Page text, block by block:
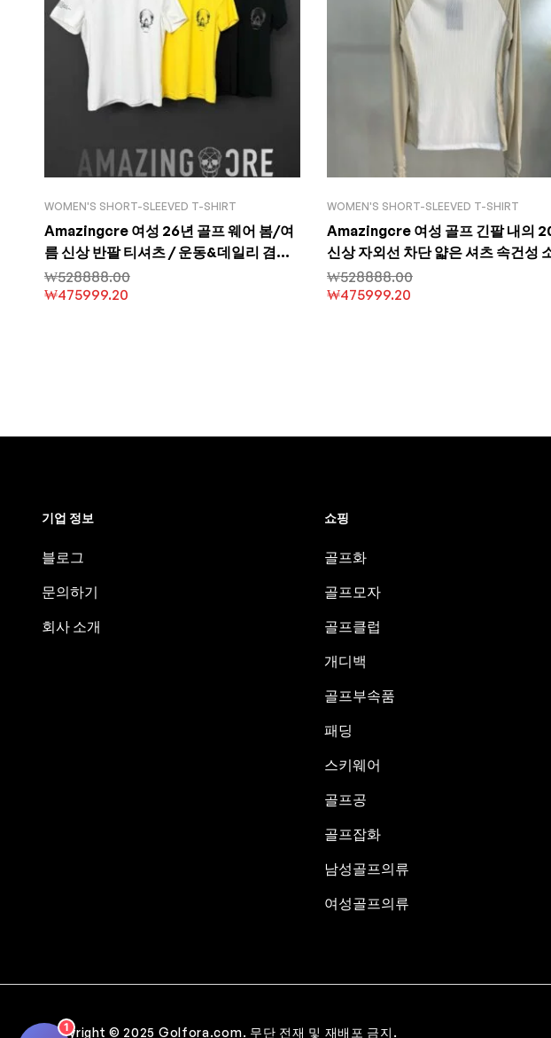
WOMEN'S SHORT-SLEEVED T-SHIRT
Amazingcre 여성 26년 골프 웨어 봄/여
름 신상 반팔 티셔츠 / 운동&데일리 겸용,
스타일리시하고 트렌디하며 통기성 좋고
땀 흡수가 잘 됨
₩528888.00
₩475999.20
WOMEN'S SHORT-SLEEVED T-SHIRT
Amazingcre 여성 골프 긴팔 내의
신상 자외선 차단 얇은 셔츠 속건성
캐주얼 통기성
₩528888.00
₩475999.20
기업 정보
블로그
문의하기
회사 소개
쇼핑
골프화
골프모자
골프클럽
개디백
골프부속품
패딩
스키웨어
골프공
골프잡화
남성골프의류
여성골프의류
Copyright © 2025 Golfora.com. 무단 전재 및 재배포 금지.
1